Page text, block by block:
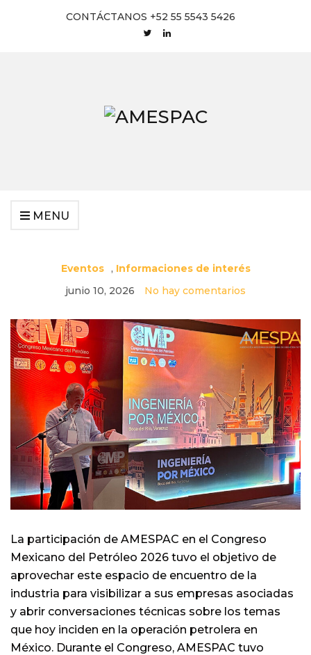
CONTÁCTANOS +52 55 5543 5426
MENU
Eventos , Informaciones de interés
junio 10, 2026
No hay comentarios
La participación de AMESPAC en el Congreso
Mexicano del Petróleo 2026 tuvo el objetivo de
aprovechar este espacio de encuentro de la
industria para visibilizar a sus empresas asociadas
y abrir conversaciones técnicas sobre los temas
que hoy inciden en la operación petrolera en
México. Durante el Congreso, AMESPAC tuvo